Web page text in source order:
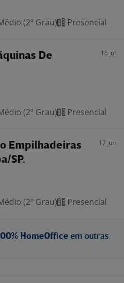
(2º Grau) Presencial
De
16 jul
(2º Grau) Presencial
Empilhadeiras
SP.
17 jun
(2º Grau) Presencial
HomeOffice em outras